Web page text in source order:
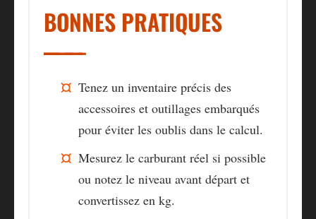
BONNES PRATIQUES
Tenez un inventaire précis des
accessoires et outillages embarqués
pour éviter les oublis dans le calcul.
Mesurez le carburant réel si possible
ou notez le niveau avant départ et
convertissez en kg.